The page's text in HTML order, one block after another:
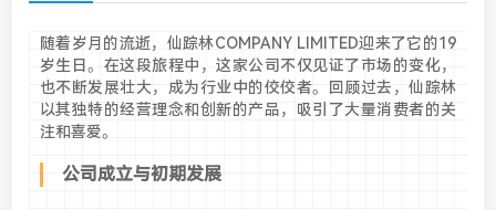
随着岁月的流逝，仙踪林COMPANY LIMITED迎来了它的19
岁生日。在这段旅程中，这家公司不仅见证了市场的变化，
也不断发展壮大，成为行业中的佼佼者。回顾过去，仙踪林
以其独特的经营理念和创新的产品，吸引了大量消费者的关
注和喜爱。
公司成立与初期发展